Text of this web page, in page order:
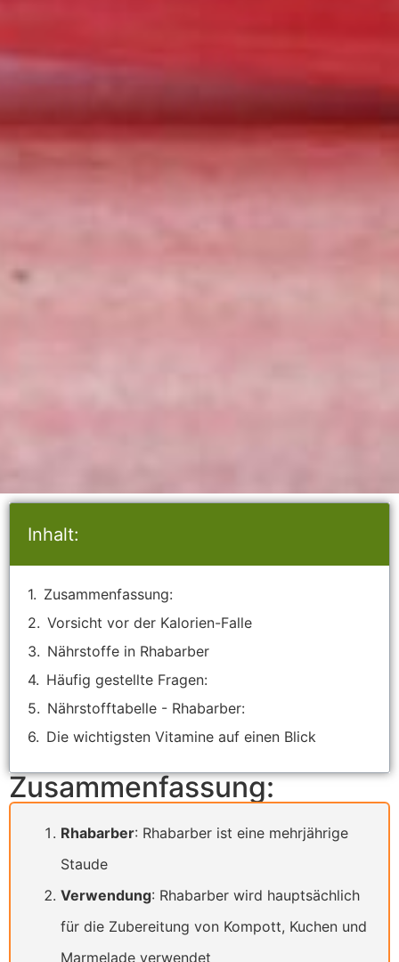
Inhalt:
Zusammenfassung:
Vorsicht vor der Kalorien-Falle
Nährstoffe in Rhabarber
Häufig gestellte Fragen:
Nährstofftabelle - Rhabarber:
Die wichtigsten Vitamine auf einen Blick
Zusammenfassung:
Rhabarber: Rhabarber ist eine mehrjährige
Staude
Verwendung: Rhabarber wird hauptsächlich
für die Zubereitung von Kompott, Kuchen und
Marmelade verwendet